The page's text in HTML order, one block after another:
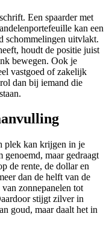
Een spaarder met
kan een
schommelingen uitvlakt.
houdt de positie juist
bewegen. Ook je
vastgoed of zakelijk
dan bij iemand die
plek kan krijgen in je
maar gedraagt
de rente, de dollar en
dan de helft van de
zonnepanelen tot
stijgt zilver in
goud, maar daalt het in